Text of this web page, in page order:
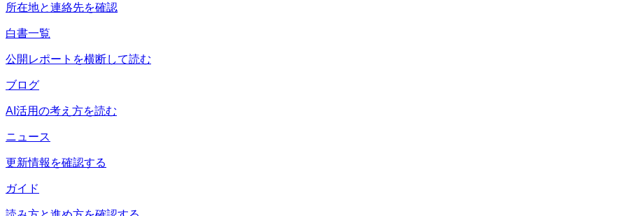
所在地と連絡先を確認
白書一覧
公開レポートを横断して読む
ブログ
AI活用の考え方を読む
ニュース
更新情報を確認する
ガイド